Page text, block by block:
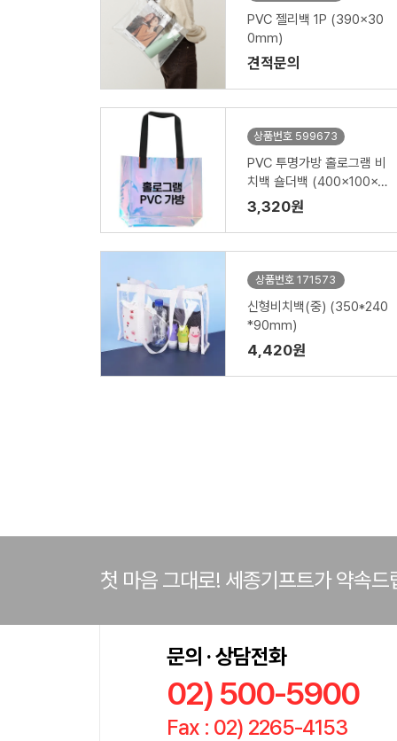
PVC 젤리백 1P (390x30
0mm)
견적문의
상품번호 599673
PVC 투명가방 홀로그램 비
치백 숄더백 (400x100x3
00mm) HB06
3,320원
상품번호 171573
신형비치백(중) (350*240
*90mm)
4,420원
첫 마음 그대로! 세종기프트가 약속드
문의 · 상담전화
02) 500-5900
Fax : 02) 2265-4153